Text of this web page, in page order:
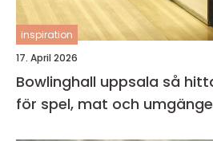
inspiration
17. April 2026
Bowlinghall uppsala så hittar du rätt ställe
för spel, mat och umgänge